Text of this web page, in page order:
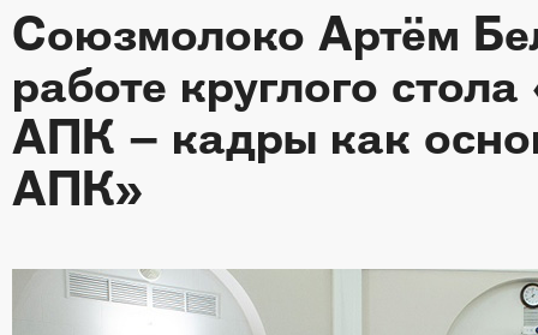
Союзмолоко Артём
работе круглого
АПК – кадры как
АПК»